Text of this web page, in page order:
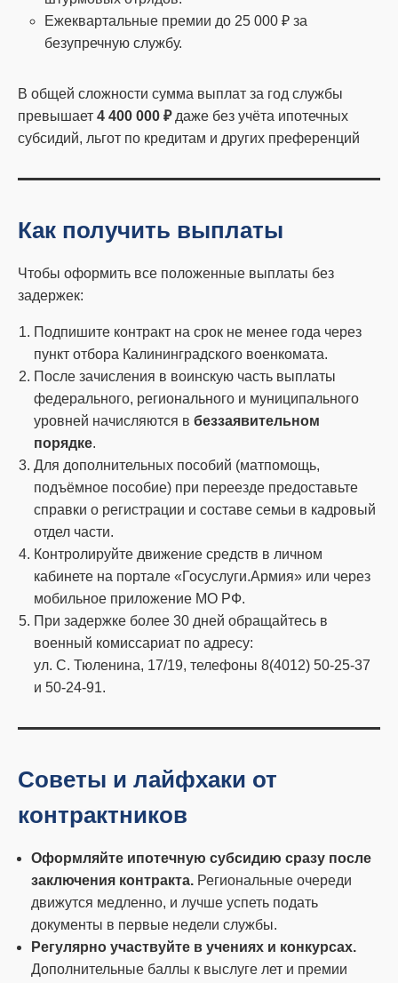
Ежеквартальные премии до 25 000 ₽ за
безупречную службу.
В общей сложности сумма выплат за год службы
превышает 4 400 000 ₽даже без учёта ипотечных
субсидий, льгот по кредитам и других преференций
Как получить выплаты
Чтобы оформить все положенные выплаты без
задержек:
Подпишите контракт на срок не менее года через
пункт отбора Калининградского военкомата.
После зачисления в воинскую часть выплаты
федерального, регионального и муниципального
уровней начисляются в беззаявительном
порядке.
Для дополнительных пособий (матпомощь,
подъёмное пособие) при переезде предоставьте
справки о регистрации и составе семьи в кадровый
отдел части.
Контролируйте движение средств в личном
кабинете на портале «Госуслуги.Армия» или через
мобильное приложение МО РФ.
При задержке более 30 дней обращайтесь в
военный комиссариат по адресу:
ул. С. Тюленина, 17/19, телефоны 8(4012) 50-25-37
и 50-24-91.
Советы и лайфхаки от
контрактников
Оформляйте ипотечную субсидию сразу после
заключения контракта. Региональные очереди
движутся медленно, и лучше успеть подать
документы в первые недели службы.
Регулярно участвуйте в учениях и конкурсах.
Дополнительные баллы к выслуге лет и премии